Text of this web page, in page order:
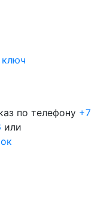
ключ
по телефону +7
или